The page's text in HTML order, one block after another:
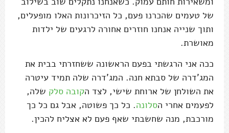
של טעמים שהכרנו פעם, כל הזיכרונות האלו מופעלים,
ותוך שנייה אנחנו חוזרים אחורה לרגעים של ילדות
מאושרת.
ככה אני הרגשתי בפעם הראשונה ששחזרתי בבית את
המג'דרה של סבתא חנה. המג'דרה שלה תמיד עיטרה
את השולחן של ארוחת שישי, לצד הקובה סלק שלה,
לפעמים אחרי הסלונה. כל כך פשוטה, אבל גם כל כך
מורכבת, מנה שחשבתי שאף פעם לא אצליח להכין.